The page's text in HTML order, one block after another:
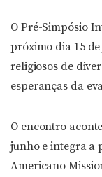
O Pré-Simpósio
próximo dia 15
religiosos de
esperanças da
O encontro
junho e integra a
Americano